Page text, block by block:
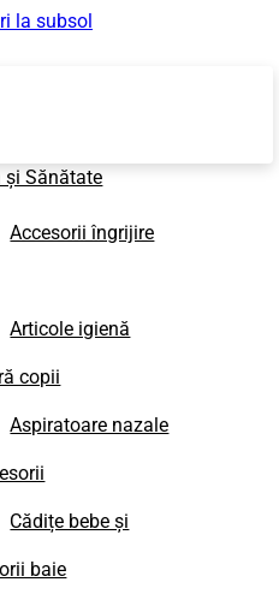
la subsol
și Sănătate
Accesorii îngrijire
Articole igienă
copii
Aspiratoare nazale
Cădițe bebe și
baie